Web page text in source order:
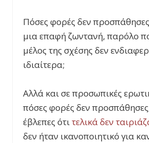
Πόσες φορές δεν
μια επαφή ζωντανή, παρόλο
μέλος της σχέσης δεν
ιδιαίτερα;
Αλλά και σε προσωπικές
πόσες φορές δεν
έβλεπες ότιτελικά δεν
δεν ήταν ικανοποιητικό για